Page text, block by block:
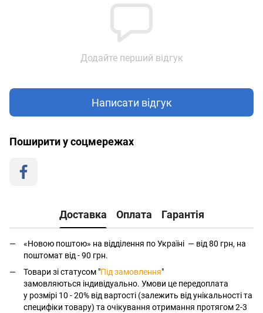
Додайте перший відгук
Написати відгук
Поширити у соцмережах
Доставка Оплата Гарантія
«Новою поштою» на відділення по Україні — від 80 грн, на
поштомат від - 90 грн.
Товари зі статусом "Під замовлення"
замовляються індивідуально. Умови це передоплата
у розмірі 10 - 20% від вартості (залежить від унікальності та
специфіки товару) та очікування отримання протягом 2-3